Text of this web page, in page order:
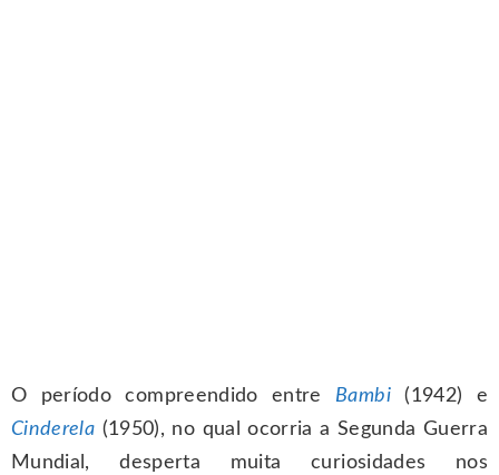
O período compreendido entre Bambi(1942) e
Cinderela (1950), no qual ocorria a Segunda Guerra
Mundial, desperta muita curiosidades nos